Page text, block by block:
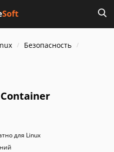
Безопасность
для Linux